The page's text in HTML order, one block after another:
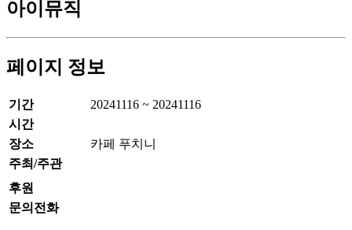
아이뮤직
페이지 정보
기간
20241116 ~ 20241116
시간
장소
카페 푸치니
주최/주관
후원
문의전화